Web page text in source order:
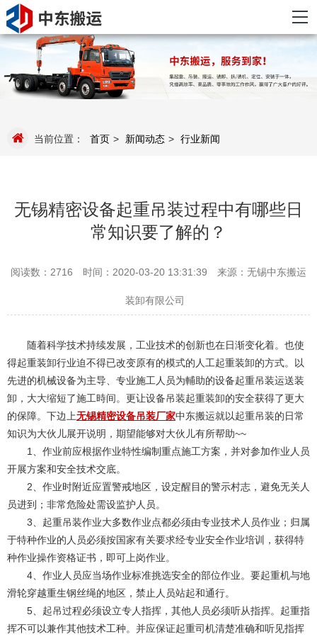
当前位置： 首页 > 新闻动态 > 行业新闻
无锡精密设备起重吊装过程中有哪些日
常知识要了解的？
阅读数：2716 时间：2020-03-20 13:31:39 来源：无锡中东搬运
装卸有限公司
随着科学技术持续发展，工业技术的创新也在日渐变化着。也使
得起重装卸行业迫不得已改变原有的模式的人工起重装卸的方式。以
先进的机械设备为主导、专业施工人员为輔助的设备起重吊装运送装
卸，大大缩短了施工時间。更让设备吊装起重装卸的安全获得了更大
的保障。下边上无锡精密设备吊装厂家中东搬运就以起重吊装的日常
知识为大伙儿展开说明，期望能够对大伙儿有所帮助~~
1、作业前应根据作业特性编制重点施工方案，并对参加作业人员
开展方案和安全技术交底。
2、作业时附近应置警戒地区，设定醒目的警示村志，避免无关人
员进到；非常危险处需设监护人员。
3、起重吊装作业大多数作业点都必须由专业技术人员作业；归属
于特种作业的人员必须按国家有关要求经专业安全作业培训，获得特
种作业操作资格证书，即可上岗作业。
4、作业人员应当场作业标准挑选安全的部位作业。要起重机与地
滑轮穿越重生钢丝绳的地区，禁止人员站起和通行。
5、起吊过程必须设立专人指挥，其他人员必须听从指挥。起重指
挥不可以兼作其他技术工种。并应保证起重司机清楚准确和听见指挥